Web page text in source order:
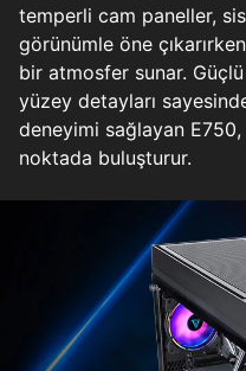
temperli cam paneller,
görünümle öne
bir atmosfer sunar.
yüzey detayları
deneyimi sağlayan E750,
noktada buluşturur.